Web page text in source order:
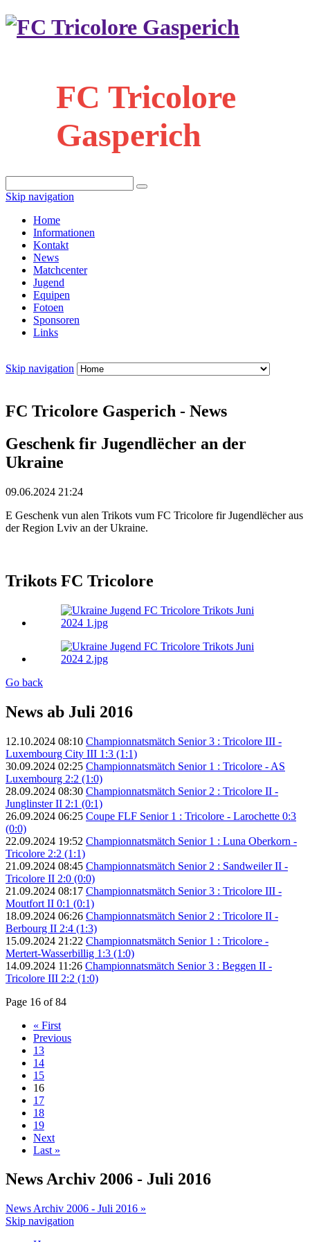
FC Tricolore
Gasperich
Skip navigation
Home
Informationen
Kontakt
News
Matchcenter
Jugend
Equipen
Fotoen
Sponsoren
Links
Skip navigation
FC Tricolore Gasperich - News
Geschenk fir Jugendlëcher an der
Ukraine
09.06.2024 21:24
E Geschenk vun alen Trikots vum FC Tricolore fir Jugendlëcher aus
der Region Lviv an der Ukraine.
Trikots FC Tricolore
Go back
News ab Juli 2016
12.10.2024 08:10 Championnatsmätch Senior 3 : Tricolore III -
Luxembourg City III 1:3 (1:1)
30.09.2024 02:25 Championnatsmätch Senior 1 : Tricolore - AS
Luxembourg 2:2 (1:0)
28.09.2024 08:30 Championnatsmätch Senior 2 : Tricolore II -
Junglinster II 2:1 (0:1)
26.09.2024 06:25 Coupe FLF Senior 1 : Tricolore - Larochette 0:3
(0:0)
22.09.2024 19:52 Championnatsmätch Senior 1 : Luna Oberkorn -
Tricolore 2:2 (1:1)
21.09.2024 08:45 Championnatsmätch Senior 2 : Sandweiler II -
Tricolore II 2:0 (0:0)
21.09.2024 08:17 Championnatsmätch Senior 3 : Tricolore III -
Moutfort II 0:1 (0:1)
18.09.2024 06:26 Championnatsmätch Senior 2 : Tricolore II -
Berbourg II 2:4 (1:3)
15.09.2024 21:22 Championnatsmätch Senior 1 : Tricolore -
Mertert-Wasserbillig 1:3 (1:0)
14.09.2024 11:26 Championnatsmätch Senior 3 : Beggen II -
Tricolore III 2:2 (1:0)
Page 16 of 84
« First
Previous
13
14
15
16
17
18
19
Next
Last »
News Archiv 2006 - Juli 2016
News Archiv 2006 - Juli 2016 »
Skip navigation